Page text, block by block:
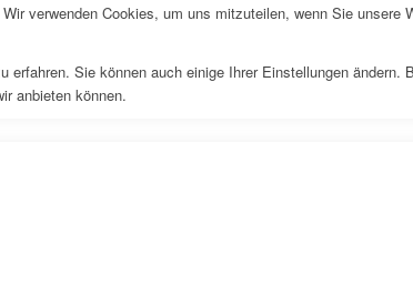
verwenden Cookies, um uns mitzuteilen, wenn Sie
Sie können auch einige Ihrer Einstellungen
anbieten können.